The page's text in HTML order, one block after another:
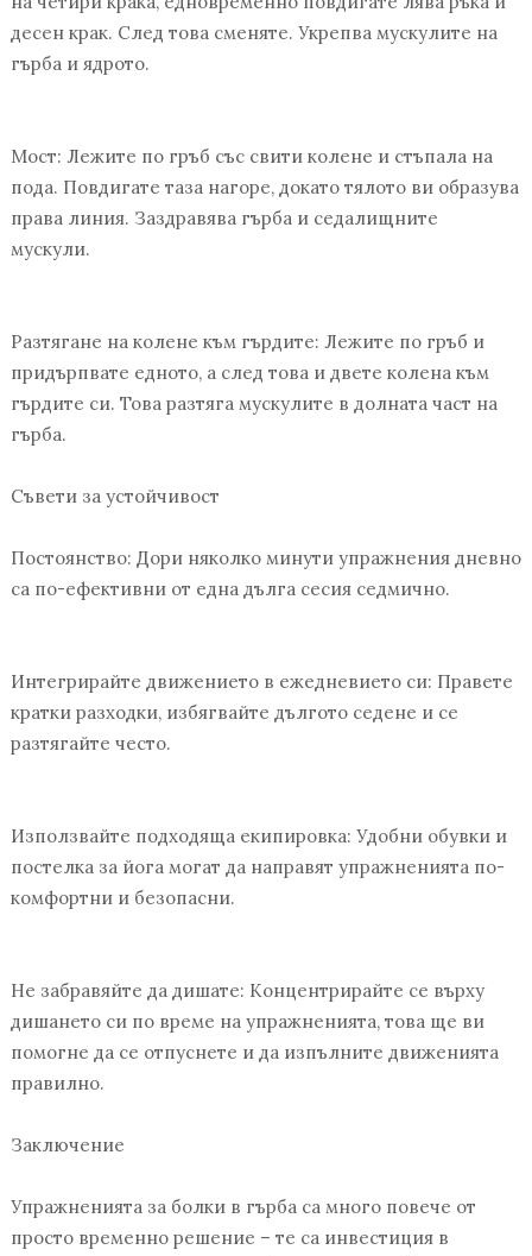
десен крак. След това сменяте. Укрепва мускулите на
гърба и ядрото.
Мост: Лежите по гръб със свити колене и стъпала на
пода. Повдигате таза нагоре, докато тялото ви образува
права линия. Заздравява гърба и седалищните
мускули.
Разтягане на колене към гърдите: Лежите по гръб и
придърпвате едното, а след това и двете колена към
гърдите си. Това разтяга мускулите в долната част на
гърба.
Съвети за устойчивост
Постоянство: Дори няколко минути упражнения дневно
са по-ефективни от една дълга сесия седмично.
Интегрирайте движението в ежедневието си: Правете
кратки разходки, избягвайте дългото седене и се
разтягайте често.
Използвайте подходяща екипировка: Удобни обувки и
постелка за йога могат да направят упражненията по-
комфортни и безопасни.
Не забравяйте да дишате: Концентрирайте се върху
дишането си по време на упражненията, това ще ви
помогне да се отпуснете и да изпълните движенията
правилно.
Заключение
Упражненията за болки в гърба са много повече от
просто временно решение – те са инвестиция в